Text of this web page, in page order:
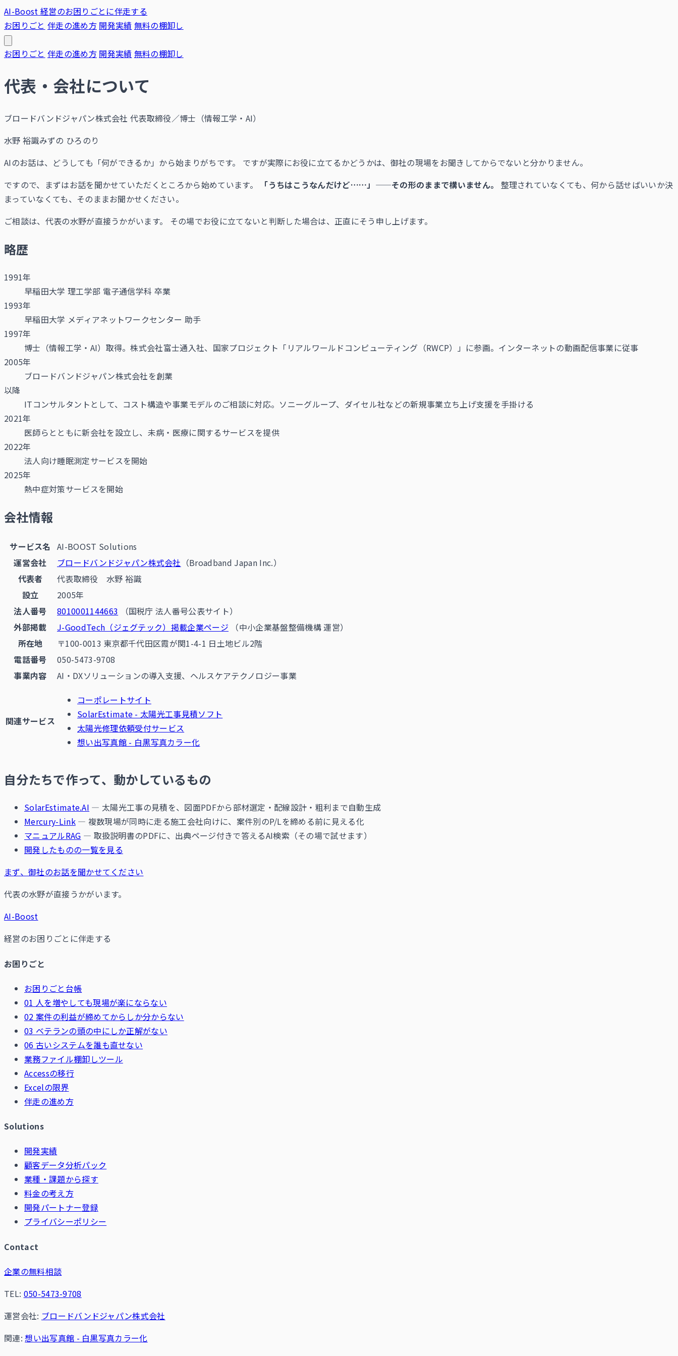
AI-Boost 経営のお困りごとに伴走する
お困りごと 伴走の進め方 開発実績 無料の棚卸し
お困りごと 伴走の進め方 開発実績 無料の棚卸し
代表・会社について
ブロードバンドジャパン株式会社 代表取締役／博士（情報工学・AI）
水野 裕識みずの ひろのり
AIのお話は、どうしても「何ができるか」から始まりがちです。 ですが実際にお役に立てるかどうかは、御社の現場をお聞きしてからでないと分かりません。
ですので、まずはお話を聞かせていただくところから始めています。
「うちはこうなんだけど……」——その形のままで構いません。
整理されていなくても、何から話せばいいか決
まっていなくても、そのままお聞かせください。
ご相談は、代表の水野が直接うかがいます。 その場でお役に立てないと判断した場合は、正直にそう申し上げます。
略歴
1991年
早稲田大学 理工学部 電子通信学科 卒業
1993年
早稲田大学 メディアネットワークセンター 助手
1997年
博士（情報工学・AI）取得。株式会社富士通入社、国家プロジェクト「リアルワールドコンピューティング（RWCP）」に参画。インターネットの動画配信事業に従事
2005年
ブロードバンドジャパン株式会社を創業
以降
ITコンサルタントとして、コスト構造や事業モデルのご相談に対応。ソニーグループ、ダイセル社などの新規事業立ち上げ支援を手掛ける
2021年
医師らとともに新会社を設立し、未病・医療に関するサービスを提供
2022年
法人向け睡眠測定サービスを開始
2025年
熱中症対策サービスを開始
会社情報
サービス名
AI-BOOST Solutions
運営会社
ブロードバンドジャパン株式会社 （Broadband Japan Inc.）
代表者
代表取締役 水野 裕識
設立
2005年
法人番号
8010001144663
（国税庁 法人番号公表サイト）
外部掲載
J-GoodTech（ジェグテック）掲載企業ページ
（中小企業基盤整備機構 運営）
所在地
〒100-0013 東京都千代田区霞が関1-4-1 日土地ビル2階
電話番号
050-5473-9708
事業内容
AI・DXソリューションの導入支援、ヘルスケアテクノロジー事業
関連サービス
コーポレートサイト
SolarEstimate - 太陽光工事見積ソフト
太陽光修理依頼受付サービス
想い出写真館 - 白黒写真カラー化
自分たちで作って、動かしているもの
SolarEstimate.AI — 太陽光工事の見積を、図面PDFから部材選定・配線設計・粗利まで自動生成
Mercury-Link — 複数現場が同時に走る施工会社向けに、案件別のP/Lを締める前に見える化
マニュアルRAG — 取扱説明書のPDFに、出典ページ付きで答えるAI検索（その場で試せます）
開発したものの一覧を見る
まず、御社のお話を聞かせてください
代表の水野が直接うかがいます。
AI-Boost
経営のお困りごとに伴走する
お困りごと
お困りごと台帳
01 人を増やしても現場が楽にならない
02 案件の利益が締めてからしか分からない
03 ベテランの頭の中にしか正解がない
06 古いシステムを誰も直せない
業務ファイル棚卸しツール
Accessの移行
Excelの限界
伴走の進め方
Solutions
開発実績
顧客データ分析パック
業種・課題から探す
料金の考え方
開発パートナー登録
プライバシーポリシー
Contact
企業の無料相談
TEL: 050-5473-9708
運営会社: ブロードバンドジャパン株式会社
関連:想い出写真館 - 白黒写真カラー化